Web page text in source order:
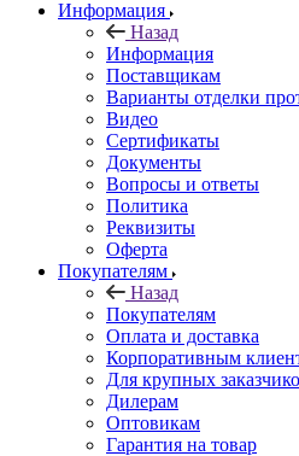
Информация
Назад
Информация
Поставщикам
Варианты отделки
Видео
Сертификаты
Документы
Вопросы и ответы
Политика
Реквизиты
Оферта
Покупателям
Назад
Покупателям
Оплата и доставка
Корпоративным
Для крупных
Дилерам
Оптовикам
Гарантия на товар